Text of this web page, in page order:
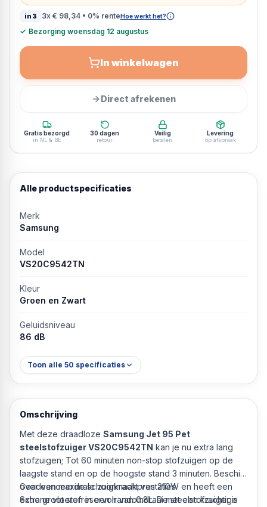
in3 3x € 98,34• 0% renteHoe werkt het?
✓ Bezorging woensdag 12 augustus
In winkelwagen
Direct afrekenen
Gratis bezorgd
in NL & BE
30 dagen
retour
Veilig
betalen
Levering
op afspraak
Alle productspecificaties
Merk
Samsung
Model
VS20C9542TN
Kleur
Groen en Zwart
Geluidsniveau
86 dB
Toon alle 50 specificaties
Omschrijving
Met deze draadloze Samsung Jet 95 Pet
steelstofzuiger VS20C9542TN kan je nu extra lang
stofzuigen; Tot 60 minuten non-stop stofzuigen op de
laagste stand en op de hoogste stand 3 minuten. Beschikt
over een maximale zuigkracht van 210W en heeft een
extra groot stofreservoir van 0.8L. De steelstofzuiger is
Geadvanceerde schoonmaakprestaties
Schone vloeren in een handomdraai met een krachtige